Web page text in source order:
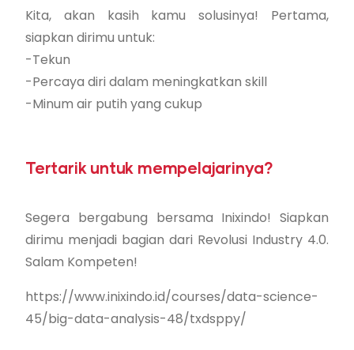
Kita, akan kasih kamu solusinya! Pertama,
siapkan dirimu untuk:
-Tekun
-Percaya diri dalam meningkatkan skill
-Minum air putih yang cukup
Tertarik untuk mempelajarinya?
Segera bergabung bersama Inixindo! Siapkan
dirimu menjadi bagian dari Revolusi Industry 4.0.
Salam Kompeten!
https://www.inixindo.id/courses/data-science-
45/big-data-analysis-48/txdsppy/